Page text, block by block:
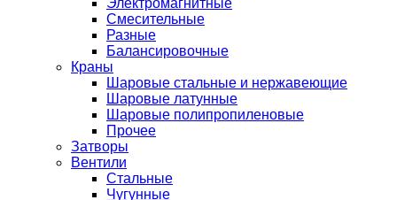
Смесительные
Разные
Балансировочные
Краны
Шаровые стальные и нержавеющие
Шаровые латунные
Шаровые полипропиленовые
Прочее
Затворы
Вентили
Стальные
Чугунные